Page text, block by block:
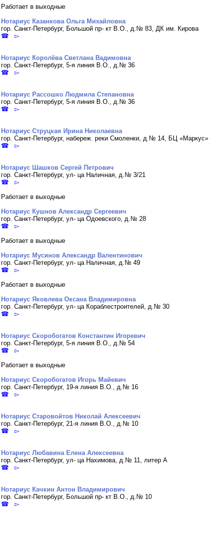
Работает в выходные
Нотариус Казанкова Ольга Михайловна
гор. Санкт-Петербург, Большой пр- кт В.О., д.№ 83, ДК им. Кирова
☎ ▻
Нотариус Королёва Светлана Вадимовна
гор. Санкт-Петербург, 5-я линия В.О., д.№ 36
☎ ▻
Нотариус Рассошко Людмила Степановна
гор. Санкт-Петербург, 5-я линия В.О., д.№ 36
☎ ▻
Нотариус Струцкая Ирина Николаевна
гор. Санкт-Петербург, набереж. реки Смоленки, д.№ 14, БЦ «Маркус»
☎ ▻
Нотариус Шашков Сергей Петрович
гор. Санкт-Петербург, ул- ца Наличная, д.№ 3/21
☎ ▻
Работает в выходные
Нотариус Кушнов Александр Сергеевич
гор. Санкт-Петербург, ул- ца Одоевского, д.№ 28
☎ ▻
Работает в выходные
Нотариус Мусинов Александр Валентинович
гор. Санкт-Петербург, ул- ца Наличная, д.№ 49
☎ ▻
Работает в выходные
Нотариус Яковлева Оксана Владимировна
гор. Санкт-Петербург, ул- ца Кораблестроителей, д.№ 30
☎ ▻
Нотариус Скоробогатов Константин Игоревич
гор. Санкт-Петербург, 5-я линия В.О., д.№ 54
☎ ▻
Работает в выходные
Нотариус Скоробогатов Игорь Майевич
гор. Санкт-Петербург, 19-я линия В.О., д.№ 16
☎ ▻
Нотариус Старовойтов Николай Алексеевич
гор. Санкт-Петербург, 21-я линия В.О., д.№ 10
☎ ▻
Нотариус Любавина Елена Алексеевна
гор. Санкт-Петербург, ул- ца Нахимова, д.№ 11, литер А
☎ ▻
Нотариус Качкин Антон Владимирович
гор. Санкт-Петербург, Большой пр- кт В.О., д.№ 10
☎ ▻